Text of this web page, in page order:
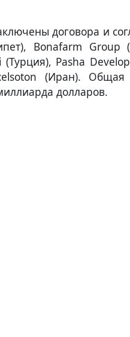
договора и
Bonafarm
Pasha
(Иран). Общая
долларов.